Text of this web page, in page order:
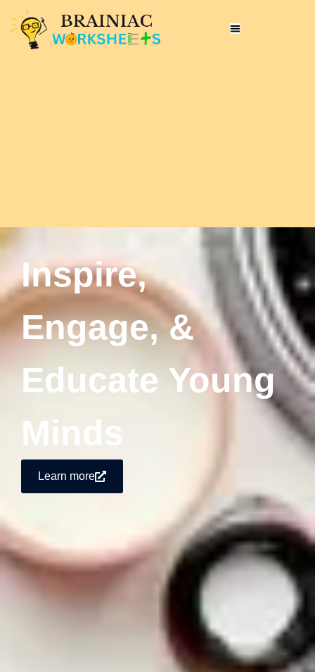
Inspire,
Engage, &
Educate Young
Minds
Learn more